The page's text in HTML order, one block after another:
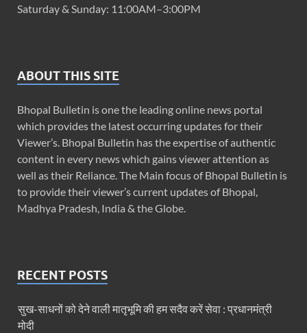
Saturday & Sunday: 11:00AM–3:00PM
ABOUT THIS SITE
Bhopal Bulletin is one the leading online news portal
which provides the latest occurring updates for their
Viewer’s. Bhopal Bulletin has the expertise of authentic
content in every news which gains viewer attention as
well as their Reliance. The Main focus of Bhopal Bulletin is
to provide their viewer’s current updates of Bhopal,
Madhya Pradesh, India & the Globe.
RECENT POSTS
सुख-साधनों को देने वाली मातृभूमि की हम सदैव करें सेवा : प्रधानमंत्री
मोदी